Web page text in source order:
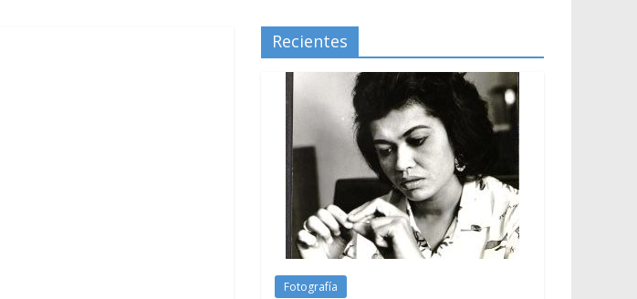
Recientes
Fotografía